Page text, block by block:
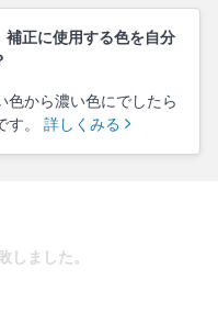
補正に使用する色を自分
色から濃い色にでしたら
す。 詳しくみる
しました。